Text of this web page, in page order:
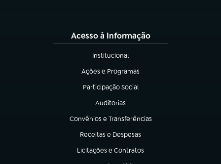
Acesso à Informação
Institucional
(abre em nova aba)
Ações e Programas
(abre em nova aba)
Participação Social
(abre em nova aba)
Auditorias
(abre em nova aba)
Convênios e Transferências
(abre em nova aba)
Receitas e Despesas
(abre em nova aba)
Licitações e Contratos
(abre em nova aba)